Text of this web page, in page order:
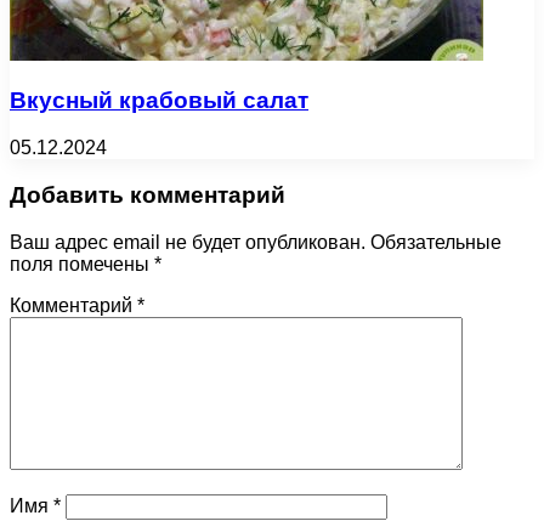
Вкусный крабовый салат
05.12.2024
Добавить комментарий
Ваш адрес email не будет опубликован. Обязательные
поля помечены *
Комментарий *
Имя *